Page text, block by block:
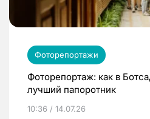
Фоторепортажи
Фоторепортаж: как в
лучший папоротник
10:36 / 14.07.26